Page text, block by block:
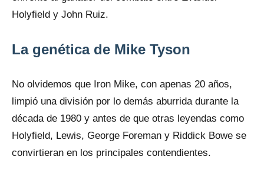
Holyfield y John Ruiz.
La genética de Mike Tyson
No olvidemos que Iron Mike, con apenas 20 años,
limpió una división por lo demás aburrida durante la
década de 1980 y antes de que otras leyendas como
Holyfield, Lewis, George Foreman y Riddick Bowe se
convirtieran en los principales contendientes.